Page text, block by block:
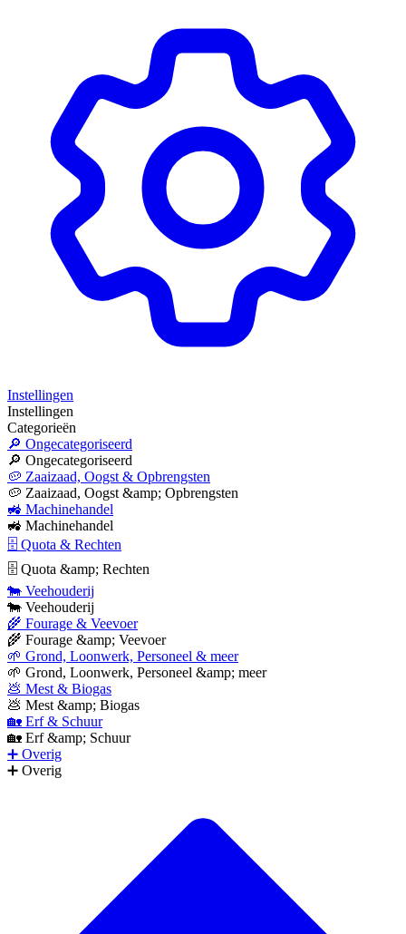
Instellingen
Instellingen
Categorieën
🔎 Ongecategoriseerd
🔎 Ongecategoriseerd
🥔 Zaaizaad, Oogst & Opbrengsten
🥔 Zaaizaad, Oogst &amp; Opbrengsten
🚜 Machinehandel
🚜 Machinehandel
🗄 Quota & Rechten
🗄 Quota &amp; Rechten
🐄 Veehouderij
🐄 Veehouderij
🌾 Fourage & Veevoer
🌾 Fourage &amp; Veevoer
🌱 Grond, Loonwerk, Personeel & meer
🌱 Grond, Loonwerk, Personeel &amp; meer
💩 Mest & Biogas
💩 Mest &amp; Biogas
🏡 Erf & Schuur
🏡 Erf &amp; Schuur
➕ Overig
➕ Overig